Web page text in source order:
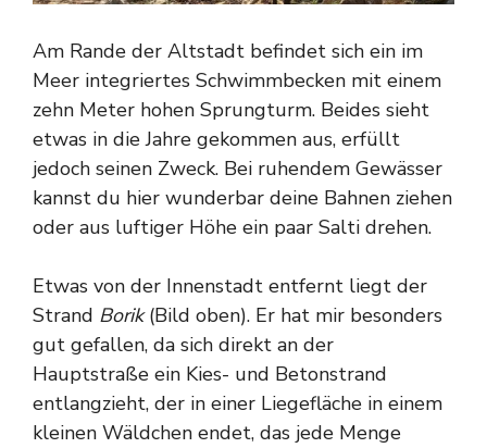
Am Rande der Altstadt befindet sich ein im
Meer integriertes Schwimmbecken mit einem
zehn Meter hohen Sprungturm. Beides sieht
etwas in die Jahre gekommen aus, erfüllt
jedoch seinen Zweck. Bei ruhendem Gewässer
kannst du hier wunderbar deine Bahnen ziehen
oder aus luftiger Höhe ein paar Salti drehen.
Etwas von der Innenstadt entfernt liegt der
Strand Borik(Bild oben). Er hat mir besonders
gut gefallen, da sich direkt an der
Hauptstraße ein Kies- und Betonstrand
entlangzieht, der in einer Liegefläche in einem
kleinen Wäldchen endet, das jede Menge